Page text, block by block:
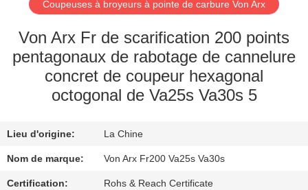
PROPOS
DE
NOUS
DE
L'USINE
Coupeuses à broyeurs à pointe de carbure Von Arx
Von Arx Fr de scarification 200 points
pentagonaux de rabotage de cannelure
concret de coupeur hexagonal
octogonal de Va25s Va30s 5
Lieu d'origine: La Chine
Nom de marque: Von Arx Fr200 Va25s Va30s
Certification: Rohs & Reach Certificate